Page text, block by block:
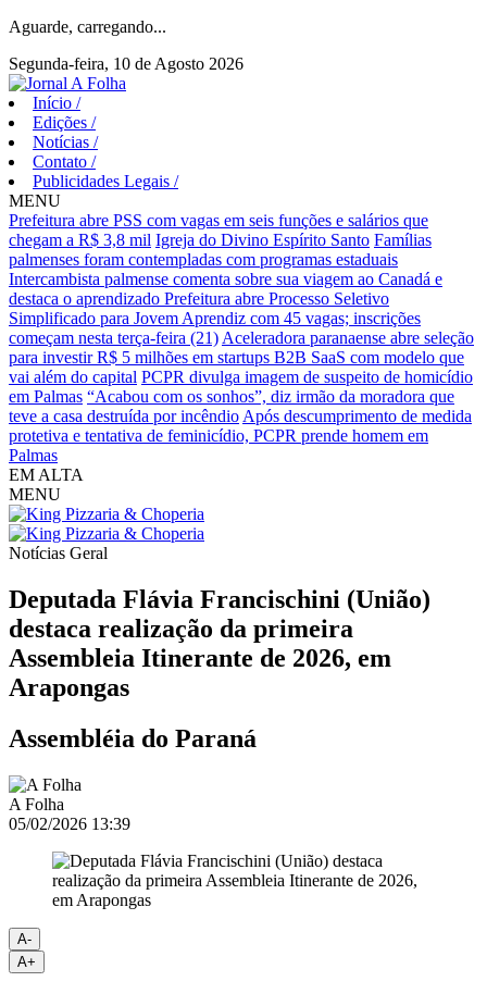
Aguarde, carregando...
Segunda-feira, 10 de Agosto 2026
Início /
Edições /
Notícias /
Contato /
Publicidades Legais /
MENU
Prefeitura abre PSS com vagas em seis funções e salários que
chegam a R$ 3,8 mil Igreja do Divino Espírito Santo Famílias
palmenses foram contempladas com programas estaduais
Intercambista palmense comenta sobre sua viagem ao Canadá e
destaca o aprendizado Prefeitura abre Processo Seletivo
Simplificado para Jovem Aprendiz com 45 vagas; inscrições
começam nesta terça-feira (21) Aceleradora paranaense abre seleção
para investir R$ 5 milhões em startups B2B SaaS com modelo que
vai além do capital PCPR divulga imagem de suspeito de homicídio
em Palmas “Acabou com os sonhos”, diz irmão da moradora que
teve a casa destruída por incêndio Após descumprimento de medida
protetiva e tentativa de feminicídio, PCPR prende homem em
Palmas
EM ALTA
MENU
Notícias Geral
Deputada Flávia Francischini (União)
destaca realização da primeira
Assembleia Itinerante de 2026, em
Arapongas
Assembléia do Paraná
A Folha
05/02/2026 13:39
A-
A+